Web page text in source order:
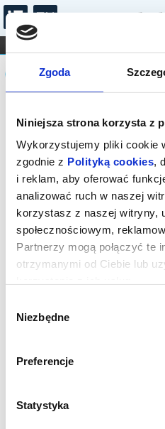
Zgoda
Niniejsza strona korzysta z
Wykorzystujemy pliki cookie
zgodnie z Polityką cookies,
i reklam, aby oferować
analizować ruch w naszej
korzystasz z naszej witryny,
społecznościowym,
Partnerzy mogą połączyć te
otrzymanymi od Ciebie lub
zgody
Niezbędne
Preferencje
Statystyka
FILHARMONIA OPERA I BALET
DLA DZIECI
Komunikat
Sprzedaż biletów
wydarzenie została
w Kasie instytucji o
na wydarzenie.